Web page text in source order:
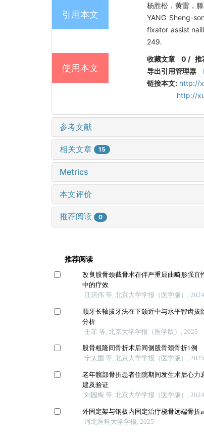
引用本文
杨胜松，黄雷，
YANG Sheng-
fixator assist
249.
使用本文
收藏文章 0 / 推
导出引用管理器
链接本文: http://
http://
参考文献
相关文章 15
Metrics
本文评价
推荐阅读 0
推荐阅读
改良股骨颈截骨术在伴严重屈曲畸形强直
中的疗效
汪琪伟 等, 北京大学学报（医学版）, 2024
顺牙长轴拔牙法在下颌近中与水平智齿拔
分析
王菲 等, 北京大学学报（医学版）, 2025
股骨粗隆间骨折术后同侧股骨颈骨折1例
宁太国 等, 北京大学学报（医学版）, 2025
老年髋部骨折患者住院期间发生术后心力
建及验证
刘园梅 等, 北京大学学报（医学版）, 2024
外固定架与钢板内固定治疗桡骨远端骨折
河北医科大学学报, 2025